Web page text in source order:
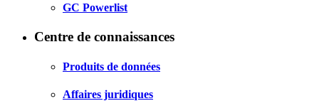
GC Powerlist
Centre de connaissances
Produits de données
Affaires juridiques